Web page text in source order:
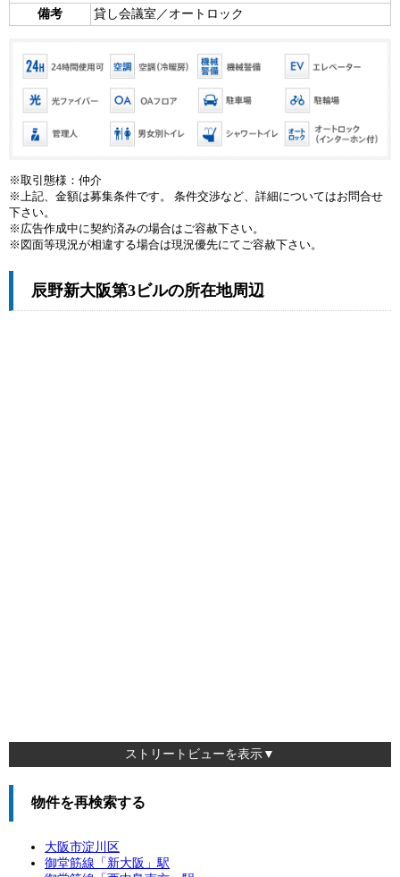
備考
貸し会議室／オートロック
※取引態様：仲介
※上記、金額は募集条件です。 条件交渉など、詳細についてはお問合せ
下さい。
※広告作成中に契約済みの場合はご容赦下さい。
※図面等現況が相違する場合は現況優先にてご容赦下さい。
辰野新大阪第3ビルの所在地周辺
ストリートビューを表示▼
物件を再検索する
大阪市淀川区
御堂筋線「 新大阪 」駅